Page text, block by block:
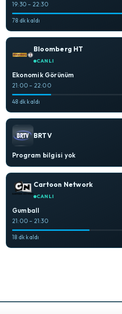
19:30 – 22:30
78 dk kaldı
Bloomberg HT
CANLI
Ekonomik Görünüm
21:00 – 22:00
48 dk kaldı
BRTV
Program bilgisi yok
Cartoon Network
CANLI
Gumball
21:00 – 21:30
18 dk kaldı